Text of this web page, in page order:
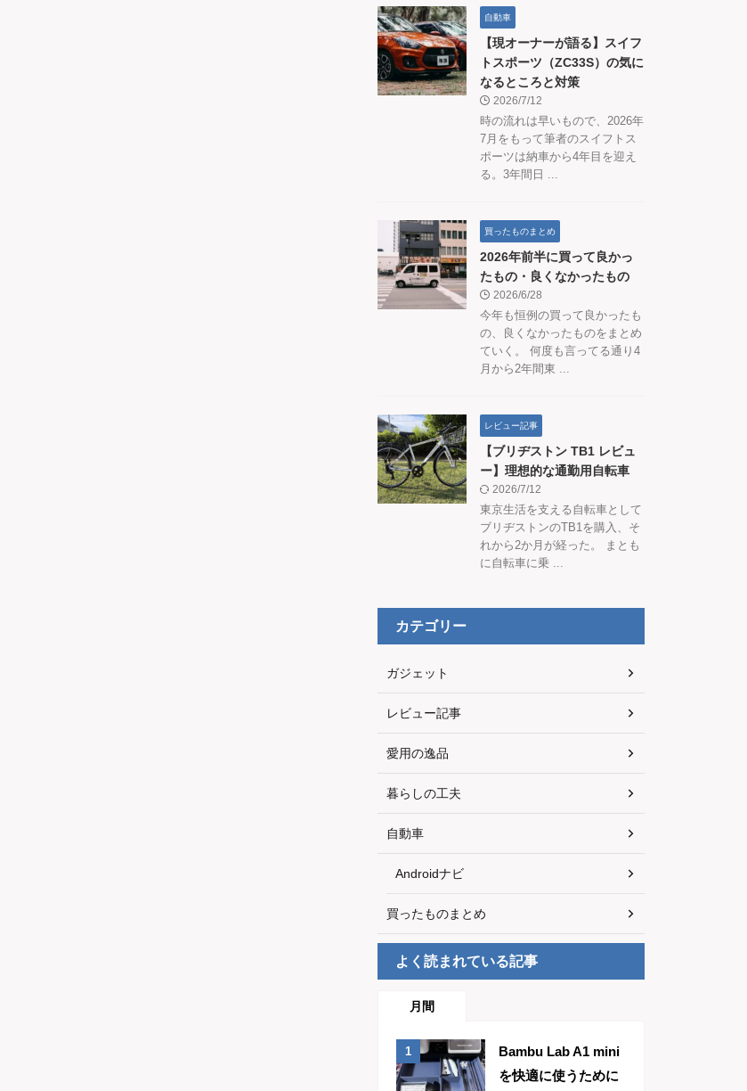
自動車
【現オーナーが語る】スイフ
トスポーツ（ZC33S）の気に
なるところと対策
2026/7/12
時の流れは早いもので、2026年
7月をもって筆者のスイフトス
ポーツは納車から4年目を迎え
る。3年間日 ...
買ったものまとめ
2026年前半に買って良かっ
たもの・良くなかったもの
2026/6/28
今年も恒例の買って良かったも
の、良くなかったものをまとめ
ていく。 何度も言ってる通り4
月から2年間東 ...
レビュー記事
【ブリヂストン TB1 レビュ
ー】理想的な通勤用自転車
2026/7/12
東京生活を支える自転車として
ブリヂストンのTB1を購入、そ
れから2か月が経った。 まとも
に自転車に乗 ...
カテゴリー
ガジェット
レビュー記事
愛用の逸品
暮らしの工夫
自動車
Androidナビ
買ったものまとめ
よく読まれている記事
月間
Bambu Lab A1 mini
を快適に使うために